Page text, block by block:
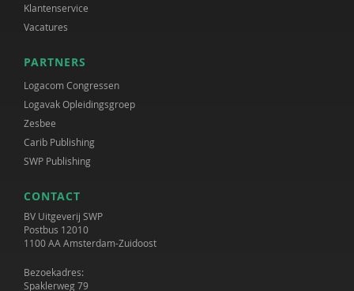
Klantenservice
Vacatures
PARTNERS
Logacom Congressen
Logavak Opleidingsgroep
Zesbee
Carib Publishing
SWP Publishing
CONTACT
BV Uitgeverij SWP
Postbus 12010
1100 AA Amsterdam-Zuidoost
Bezoekadres:
Spaklerweg 79